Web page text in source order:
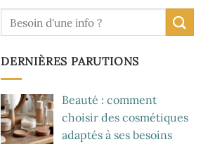
DERNIÈRES PARUTIONS
Beauté : comment
choisir des cosmétiques
adaptés à ses besoins